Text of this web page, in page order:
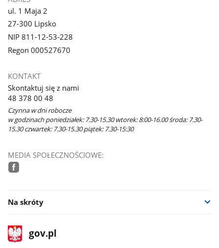
ul. 1 Maja 2
27-300 Lipsko
NIP 811-12-53-228
Regon 000527670
KONTAKT
Skontaktuj się z nami
48 378 00 48
Czynna w dni robocze
w godzinach poniedziałek: 7.30-15.30 wtorek: 8:00-16.00 środa: 7.30-
15.30 czwartek: 7.30-15.30 piątek: 7.30-15:30
MEDIA SPOŁECZNOŚCIOWE:
Na skróty
stopka
gov.plStrona
gov.pl